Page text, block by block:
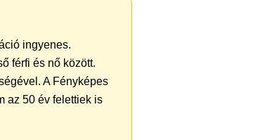
ingyenes.
férfi és nő között.
A Fényképes
az 50 év felettiek is